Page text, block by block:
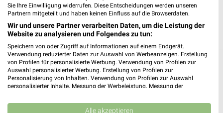
88471 Laupheim
Heute 10:00 - 19:00 Uhr |
538,27 km • Angebote: 2 Prospekte
Möbel & Wohnen Angebote und Prospekte für
Aulendorf
16 Prospekte
Sie Ihre Einwilligung widerrufen. Diese Entscheidungen werden unseren
Partnern mitgeteilt und haben keinen Einfluss auf die Browserdaten.
Wir und unsere Partner verarbeiten Daten, um die Leistung der
Website zu analysieren und Folgendes zu tun:
Speichern von oder Zugriff auf Informationen auf einem Endgerät.
Verwendung reduzierter Daten zur Auswahl von Werbeanzeigen. Erstellung
von Profilen für personalisierte Werbung. Verwendung von Profilen zur
Auswahl personalisierter Werbung. Erstellung von Profilen zur
Personalisierung von Inhalten. Verwendung von Profilen zur Auswahl
personalisierter Inhalte. Messung der Werbeleistung. Messung der
Kombinationen von Daten aus verschiedenen Quellen. Entwicklung und
Verbesserung der Angebote. Verwendung reduzierter Daten zur Auswahl
Alle akzeptieren